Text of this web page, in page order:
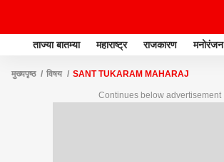
ताज्या बातम्या महाराष्ट्र राजकारण मनोरंजन
मुख्यपृष्ठ विषय SANT TUKARAM MAHARAJ
Continues below advertisement